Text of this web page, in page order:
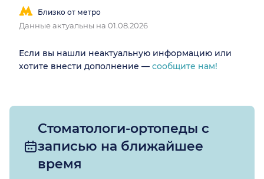
Близко от метро
Данные актуальны на 01.08.2026
Если вы нашли неактуальную информацию или
хотите внести дополнение — сообщите нам!
Стоматологи-ортопеды с
записью на ближайшее
время